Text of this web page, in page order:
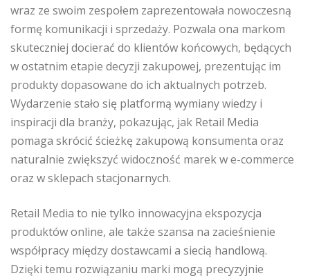
wraz ze swoim zespołem zaprezentowała nowoczesną
formę komunikacji i sprzedaży. Pozwala ona markom
skuteczniej docierać do klientów końcowych, będących
w ostatnim etapie decyzji zakupowej, prezentując im
produkty dopasowane do ich aktualnych potrzeb.
Wydarzenie stało się platformą wymiany wiedzy i
inspiracji dla branży, pokazując, jak Retail Media
pomaga skrócić ścieżkę zakupową konsumenta oraz
naturalnie zwiększyć widoczność marek w e-commerce
oraz w sklepach stacjonarnych.
Retail Media to nie tylko innowacyjna ekspozycja
produktów online, ale także szansa na zacieśnienie
współpracy między dostawcami a siecią handlową.
Dzięki temu rozwiązaniu marki mogą precyzyjnie